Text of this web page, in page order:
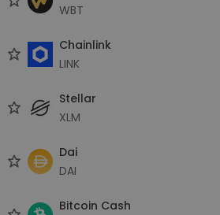
WBT
Chainlink
LINK
Stellar
XLM
Dai
DAI
Bitcoin Cash